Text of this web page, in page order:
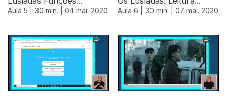
Aula 5 | 30 min. | 04 mai. 2020 Aula 6 | 30 min. | 07 mai. 2020